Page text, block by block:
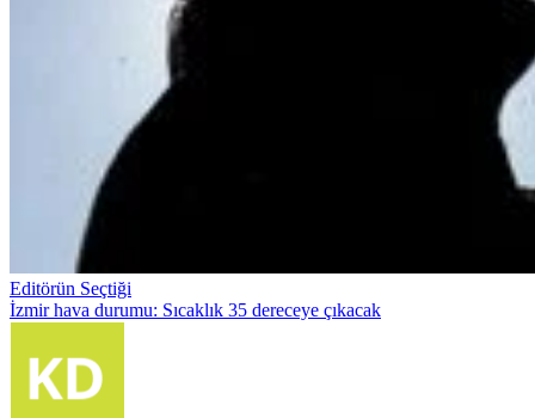
Editörün Seçtiği
İzmir hava durumu: Sıcaklık 35 dereceye çıkacak